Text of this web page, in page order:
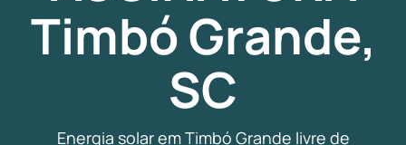
Timbó Grande,
SC
Energia solar em Timbó Grande livre de